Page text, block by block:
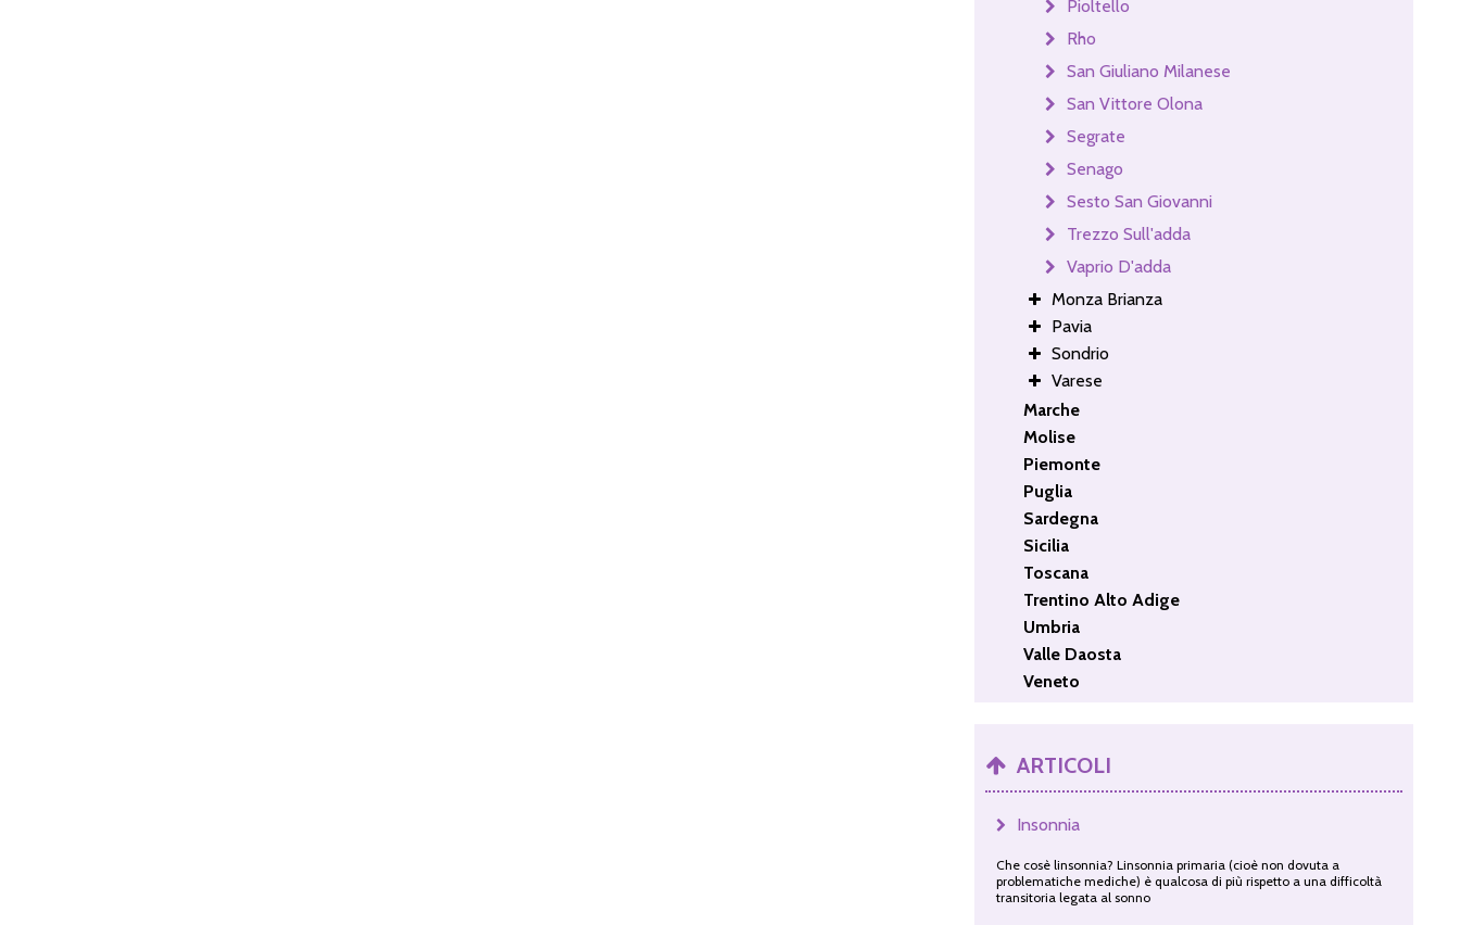
Pioltello
Rho
San Giuliano Milanese
San Vittore Olona
Segrate
Senago
Sesto San Giovanni
Trezzo Sull'adda
Vaprio D'adda
Monza Brianza
Pavia
Sondrio
Varese
Marche
Molise
Piemonte
Puglia
Sardegna
Sicilia
Toscana
Trentino Alto Adige
Umbria
Valle Daosta
Veneto
ARTICOLI
Insonnia
Che cosè linsonnia? Linsonnia primaria (cioè non dovuta a
problematiche mediche) è qualcosa di più rispetto a una difficoltà
transitoria legata al sonno